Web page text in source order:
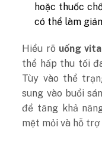
hoặc thuốc
có thể làm
Hiểu rõ uống
thể hấp thu tối
Tùy vào thể
sung vào buổi
để tăng khả
mệt mỏi và hỗ